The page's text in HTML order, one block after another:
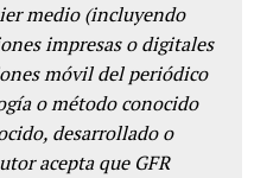
medio (incluyendo
impresas o digitales
móvil del periódico
o método conocido
desarrollado o
acepta que GFR